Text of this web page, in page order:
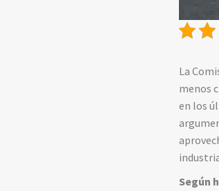
La
menos
en los
Según